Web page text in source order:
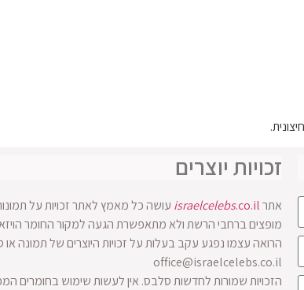
זכויות יוצרים
אתר israelcelebs.co.il
עושה כל מאמץ לאתר זכויות על
הרואה עצמו נפגע עקב בעלות על זכויות היוצרים של תמונה
office@israelcelebs.co.il
הזכויות שמורות לחדשות סלבס. אין לעשות שימוש בחומרים